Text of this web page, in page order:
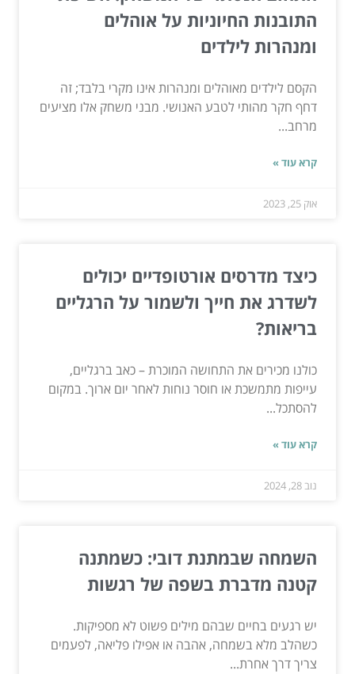
התובנות החיוניות על אוהלים
ומנהרות לילדים
הקסם לילדים מאוהלים ומנהרות אינו מקרי בלבד; זה
דחף חקר מהותי לטבע האנושי. מבני משחק אלו מציעים
מרחב...
קרא עוד »
אוק 25, 2023
כיצד מדרסים אורטופדיים יכולים
לשדרג את חייך ולשמור על הרגליים
בריאות?
כולנו מכירים את התחושה המוכרת – כאב ברגליים,
עייפות מתמשכת או חוסר נוחות לאחר יום ארוך. במקום
להסתכל...
קרא עוד »
נוב 28, 2024
השמחה שבמתנת דובי: כשמתנה
קטנה מדברת בשפה של רגשות
יש רגעים בחיים שבהם מילים פשוט לא מספיקות.
כשהלב מלא בשמחה, אהבה או אפילו פליאה, לפעמים
צריך דרך אחרת...